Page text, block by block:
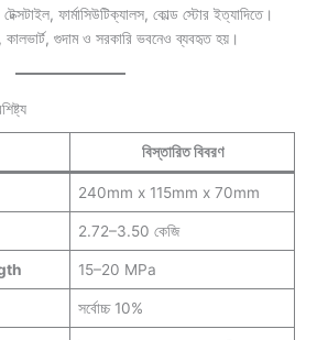
টেক্সটাইল, ফার্মাসিউটিক্যালস, কোল্ড স্টোর ইত্যাদিতে।
কালভার্ট, গুদাম ও সরকারি ভবনেও ব্যবহৃত হয়।
বিস্তারিত বিবরণ
240mm x 115mm x 70mm
2.72–3.50 কেজি
15–20 MPa
সর্বোচ্চ 10%